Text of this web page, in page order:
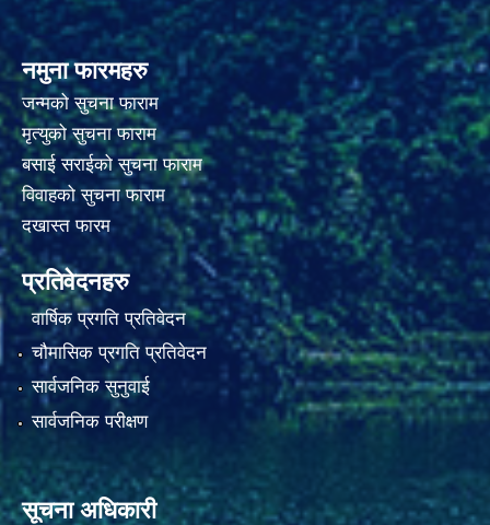
नमुना फारमहरु
जन्मको सुचना फाराम
मृत्युको सुचना फाराम
बसाई सराईको सुचना फाराम
विवाहको सुचना फाराम
दखास्त फारम
प्रतिवेदनहरु
वार्षिक प्रगति प्रतिवेदन
चौमासिक प्रगति प्रतिवेदन
सार्वजनिक सुनुवाई
सार्वजनिक परीक्षण
सूचना अधिकारी